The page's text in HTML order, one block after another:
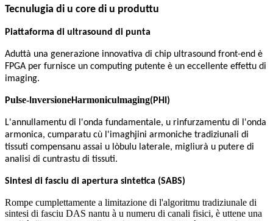
Tecnulugia di u core di u produttu
Piattaforma di ultrasound di punta
Aduttà una generazione innovativa di chip ultrasound front-end è
FPGA per furnisce un computing putente è un eccellente effettu di
imaging.
Pulse- nversioneHarmonicu maging(PHI)
L'annullamentu di l'onda fundamentale, u rinfurzamentu di l'onda
armonica, cumparatu cù l'imaghjini armoniche tradiziunali di
tissuti compensanu assai u lòbulu laterale, migliurà u putere di
analisi di cuntrastu di tissuti.
Sintesi di fasciu di apertura sintetica (SABS)
Rompe cumplettamente a limitazione di l'algoritmu tradiziunale di
sintesi di fasciu DAS nantu à u numeru di canali fisici, è uttene una